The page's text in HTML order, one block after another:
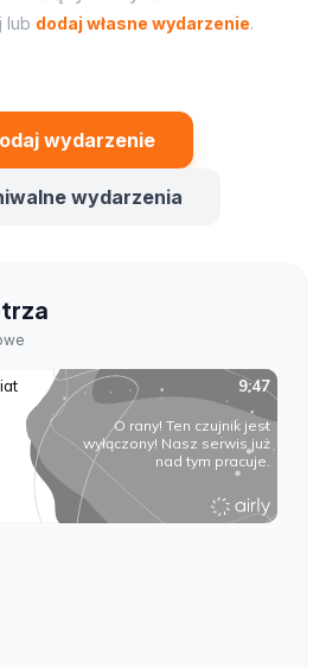
lub dodaj własne wydarzenie.
wydarzenie
wydarzenia